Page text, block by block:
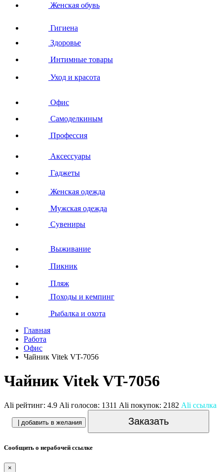
Женская обувь
Гигиена
Здоровье
Интимные товары
Уход и красота
Офис
Самоделкиным
Профессия
Аксессуары
Гаджеты
Женская одежда
Мужская одежда
Сувениры
Выживание
Пикник
Пляж
Походы и кемпинг
Рыбалка и охота
Главная
Работа
Офис
Чайник Vitek VT-7056
Чайник Vitek VT-7056
Ali рейтинг: 4.9 Ali голосов: 1311 Ali покупок: 2182 Ali ссылка
| добавить в желания Заказать
Сообщить о нерабочей ссылке
×